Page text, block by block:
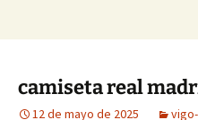
camiseta real
12 de mayo de 2025